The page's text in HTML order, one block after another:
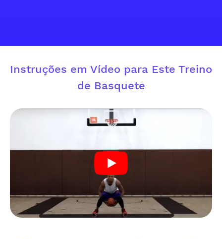
Instruções em Vídeo para Este Treino
de Basquete